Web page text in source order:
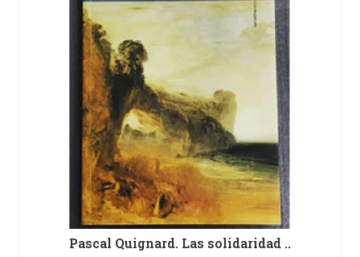
Pascal Quignard. Las solidaridad ..